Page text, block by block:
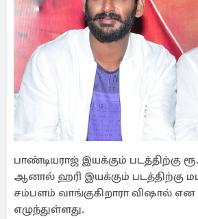
பாண்டியராஜ் இயக்கும் படத்திற்கு
ஆனால் ஹரி இயக்கும் படத்திற்கு
சம்பளம் வாங்குகிறாரா விஷால்
எழுந்துள்ளது.